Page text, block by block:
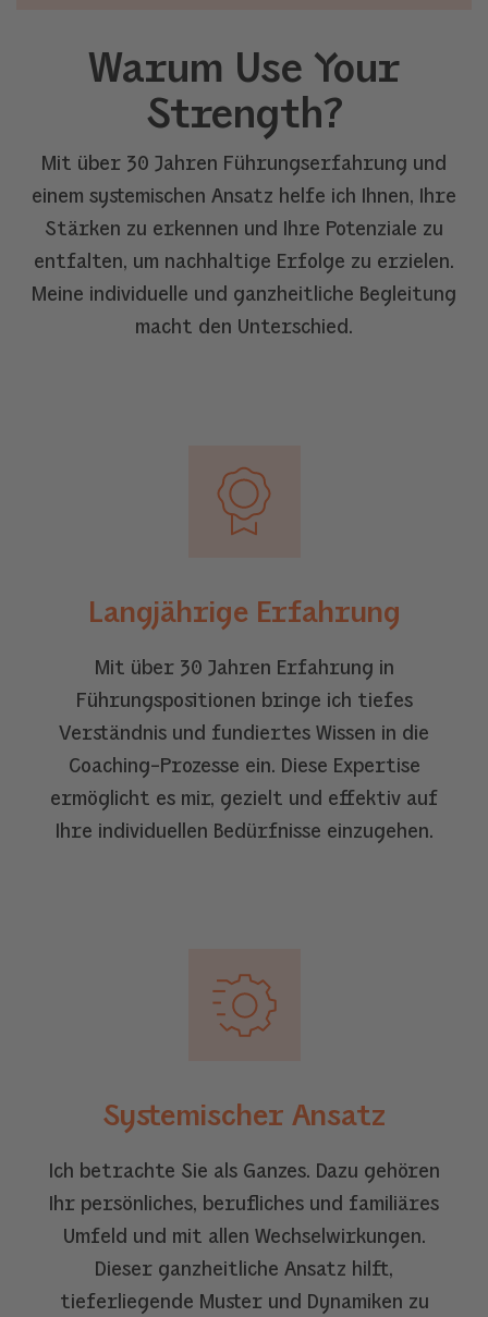
Warum Use Your
Strength?
Mit über 30 Jahren Führungserfahrung und
einem systemischen Ansatz helfe ich Ihnen, Ihre
Stärken zu erkennen und Ihre Potenziale zu
entfalten, um nachhaltige Erfolge zu erzielen.
Meine individuelle und ganzheitliche Begleitung
macht den Unterschied.
Langjährige Erfahrung
Mit über 30 Jahren Erfahrung in
Führungspositionen bringe ich tiefes
Verständnis und fundiertes Wissen in die
Coaching-Prozesse ein. Diese Expertise
ermöglicht es mir, gezielt und effektiv auf
Ihre individuellen Bedürfnisse einzugehen.
Systemischer Ansatz
Ich betrachte Sie als Ganzes. Dazu gehören
Ihr persönliches, berufliches und familiäres
Umfeld und mit allen Wechselwirkungen.
Dieser ganzheitliche Ansatz hilft,
tieferliegende Muster und Dynamiken zu